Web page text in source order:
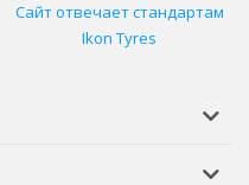
Сайт отвечает стандартам
Ikon Tyres